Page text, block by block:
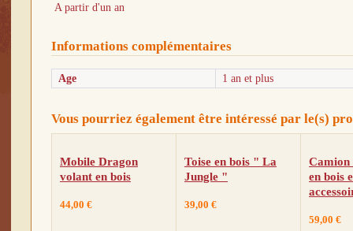
A partir d'un an
Informations complémentaires
Age 1 an et plus
Vous pourriez également être intéressé par le(s)
Mobile Dragon
volant en bois
44,00 €
Toise en bois " La
Jungle "
39,00 €
Camion
en bois
59,00 €